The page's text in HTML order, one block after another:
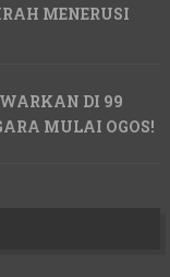
MENERUSI
DI 99
MULAI OGOS!